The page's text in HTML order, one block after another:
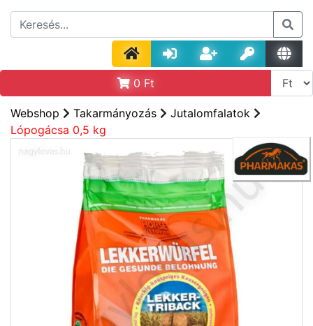
0 Ft
Webshop Takarmányozás
Jutalomfalatok
Lópogácsa 0,5 kg